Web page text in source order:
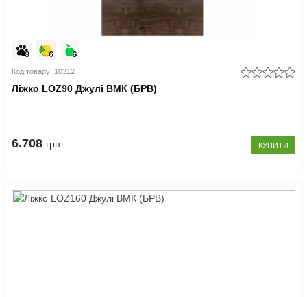
Код товару: 10312
Ліжко LOZ90 Джулі ВМК (БРВ)
6.708 грн КУПИТИ